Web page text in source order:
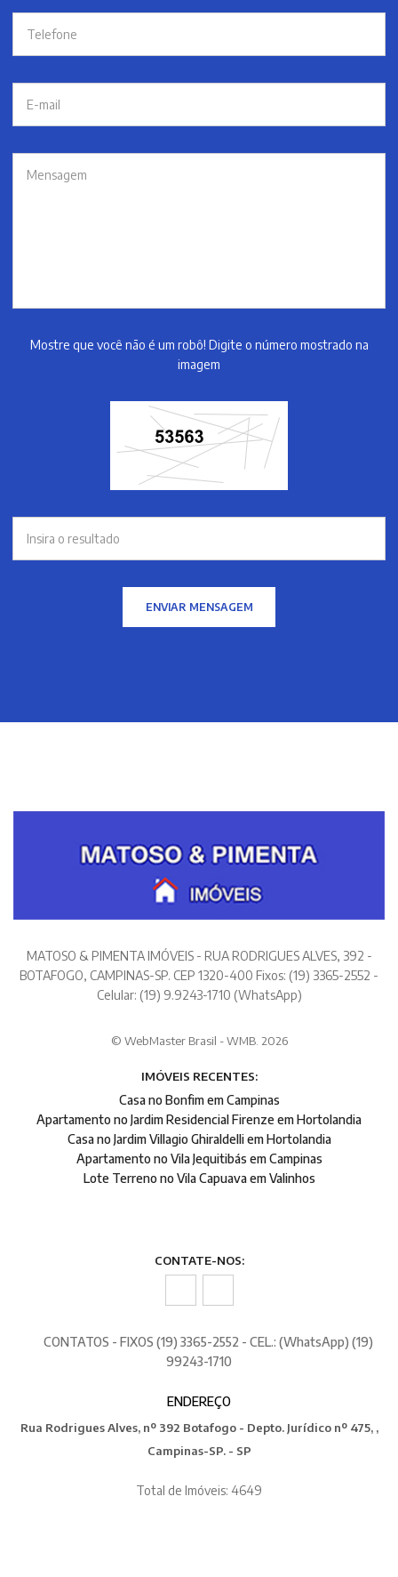
Mostre que você não é um robô! Digite o número mostrado na
imagem
ENVIAR MENSAGEM
MATOSO & PIMENTA IMÓVEIS - RUA RODRIGUES ALVES, 392 -
BOTAFOGO, CAMPINAS-SP. CEP 1320-400 Fixos: (19) 3365-2552 -
Celular: (19) 9.9243-1710 (WhatsApp)
© WebMaster Brasil - WMB. 2026
IMÓVEIS RECENTES:
Casa no Bonfim em Campinas
Apartamento no Jardim Residencial Firenze em Hortolandia
Casa no Jardim Villagio Ghiraldelli em Hortolandia
Apartamento no Vila Jequitibás em Campinas
Lote Terreno no Vila Capuava em Valinhos
CONTATE-NOS:
CONTATOS - FIXOS (19) 3365-2552 - CEL.: (WhatsApp) (19)
99243-1710
ENDEREÇO
Rua Rodrigues Alves, nº 392 Botafogo - Depto. Jurídico nº 475, ,
Campinas-SP. - SP
Total de Imóveis: 4649